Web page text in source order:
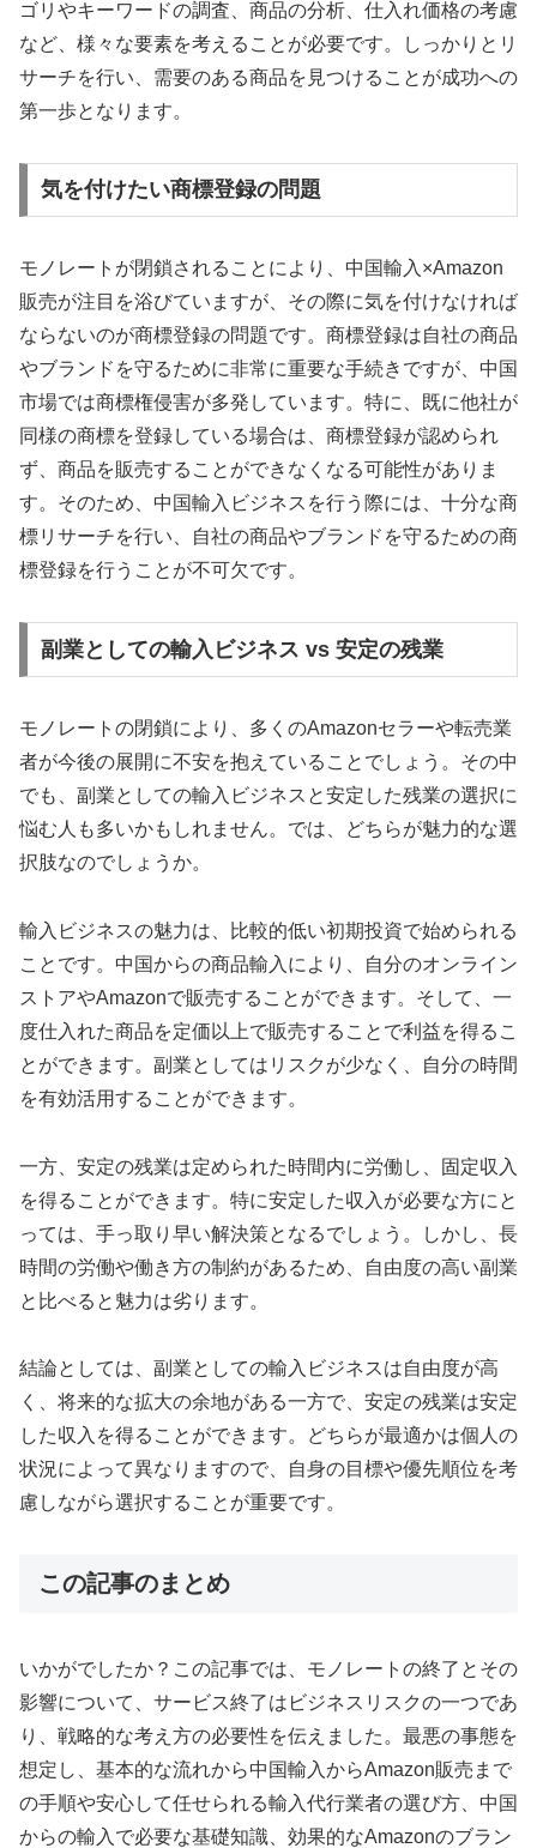
ゴリやキーワードの調査、商品の分析、仕入れ価格の考慮
など、様々な要素を考えることが必要です。しっかりとリ
サーチを行い、需要のある商品を見つけることが成功への
第一歩となります。
気を付けたい商標登録の問題
モノレートが閉鎖されることにより、中国輸入×Amazon
販売が注目を浴びていますが、その際に気を付けなければ
ならないのが商標登録の問題です。商標登録は自社の商品
やブランドを守るために非常に重要な手続きですが、中国
市場では商標権侵害が多発しています。特に、既に他社が
同様の商標を登録している場合は、商標登録が認められ
ず、商品を販売することができなくなる可能性がありま
す。そのため、中国輸入ビジネスを行う際には、十分な商
標リサーチを行い、自社の商品やブランドを守るための商
標登録を行うことが不可欠です。
副業としての輸入ビジネス vs 安定の残業
モノレートの閉鎖により、多くのAmazonセラーや転売業
者が今後の展開に不安を抱えていることでしょう。その中
でも、副業としての輸入ビジネスと安定した残業の選択に
悩む人も多いかもしれません。では、どちらが魅力的な選
択肢なのでしょうか。
輸入ビジネスの魅力は、比較的低い初期投資で始められる
ことです。中国からの商品輸入により、自分のオンライン
ストアやAmazonで販売することができます。そして、一
度仕入れた商品を定価以上で販売することで利益を得るこ
とができます。副業としてはリスクが少なく、自分の時間
を有効活用することができます。
一方、安定の残業は定められた時間内に労働し、固定収入
を得ることができます。特に安定した収入が必要な方にと
っては、手っ取り早い解決策となるでしょう。しかし、長
時間の労働や働き方の制約があるため、自由度の高い副業
と比べると魅力は劣ります。
結論としては、副業としての輸入ビジネスは自由度が高
く、将来的な拡大の余地がある一方で、安定の残業は安定
した収入を得ることができます。どちらが最適かは個人の
状況によって異なりますので、自身の目標や優先順位を考
慮しながら選択することが重要です。
この記事のまとめ
いかがでしたか？この記事では、モノレートの終了とその
影響について、サービス終了はビジネスリスクの一つであ
り、戦略的な考え方の必要性を伝えました。最悪の事態を
想定し、基本的な流れから中国輸入からAmazon販売まで
の手順や安心して任せられる輸入代行業者の選び方、中国
からの輸入で必要な基礎知識、効果的なAmazonのブラン